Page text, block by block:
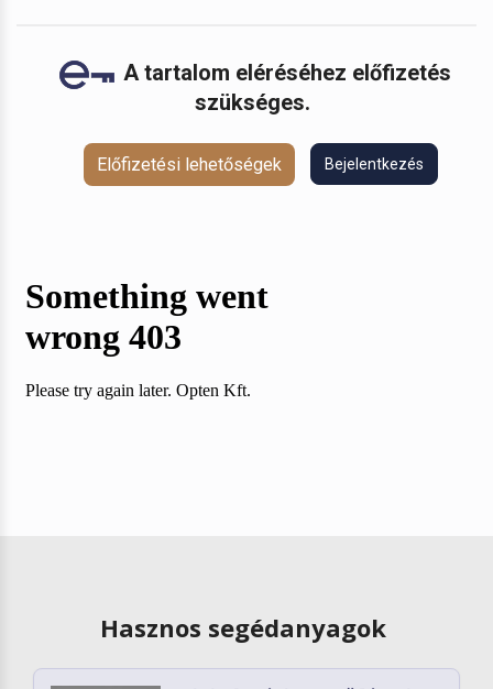
A tartalom eléréséhez előfizetés
szükséges.
Előfizetési lehetőségek Bejelentkezés
Hasznos segédanyagok